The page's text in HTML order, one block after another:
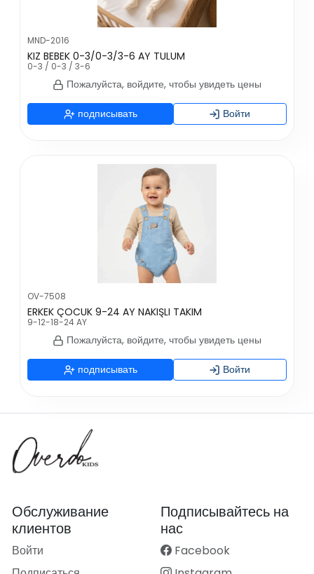
MND-2016
KIZ BEBEK 0-3/0-3/3-6 AY TULUM
0-3 / 0-3 / 3-6
Пожалуйста, войдите, чтобы увидеть цены
подписывать Войти
OV-7508
ERKEK ÇOCUK 9-24 AY NAKIŞLI TAKIM
9-12-18-24 AY
Пожалуйста, войдите, чтобы увидеть цены
подписывать Войти
Обслуживание
клиентов
Войти
Подписывайтесь на
нас
Facebook